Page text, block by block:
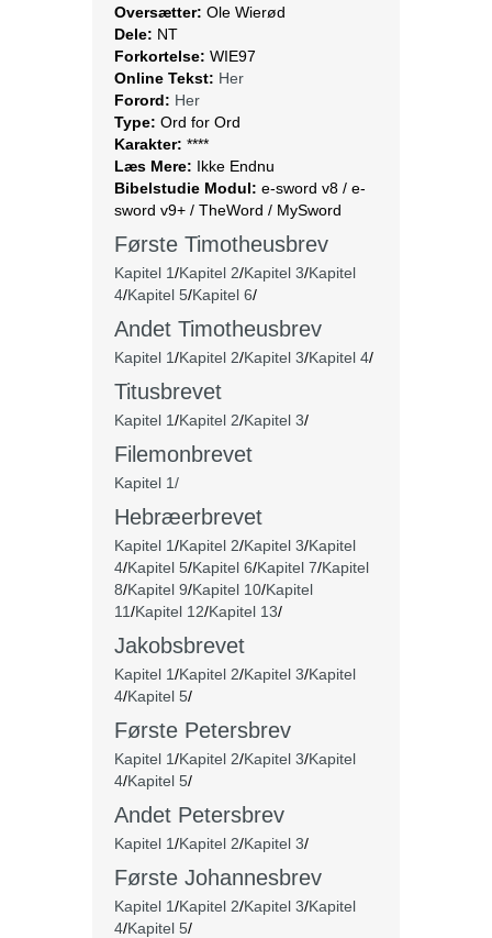
Oversætter: Ole Wierød
Dele: NT
Forkortelse: WIE97
Online Tekst: Her
Forord: Her
Type: Ord for Ord
Karakter: ****
Læs Mere: Ikke Endnu
Bibelstudie Modul: e-sword v8 / e-
sword v9+ / TheWord / MySword
Første Timotheusbrev
Kapitel 1/Kapitel 2/Kapitel 3/Kapitel
4/Kapitel 5/Kapitel 6/
Andet Timotheusbrev
Kapitel 1/Kapitel 2/Kapitel 3/Kapitel 4/
Titusbrevet
Kapitel 1/Kapitel 2/Kapitel 3/
Filemonbrevet
Kapitel 1/
Hebræerbrevet
Kapitel 1/Kapitel 2/Kapitel 3/Kapitel
4/Kapitel 5/Kapitel 6/Kapitel 7/Kapitel
8/Kapitel 9/Kapitel 10/Kapitel
11/Kapitel 12/Kapitel 13/
Jakobsbrevet
Kapitel 1/Kapitel 2/Kapitel 3/Kapitel
4/Kapitel 5/
Første Petersbrev
Kapitel 1/Kapitel 2/Kapitel 3/Kapitel
4/Kapitel 5/
Andet Petersbrev
Kapitel 1/Kapitel 2/Kapitel 3/
Første Johannesbrev
Kapitel 1/Kapitel 2/Kapitel 3/Kapitel
4/Kapitel 5/